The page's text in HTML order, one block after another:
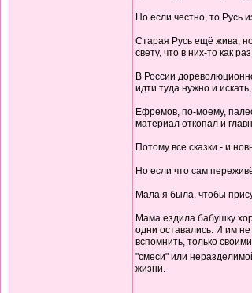
Но если честно, то Русь
Старая Русь ещё жива,
свету, что в них-то как
В России
идти туда нужно и
Ефремов, по-моему,
материал откопал и
Потому все сказки - и
Но если что сам
Мала я была, чтобы
Мама ездила бабушку
одни оставались. И им
вспомнить, только
"смеси" или
жизни.